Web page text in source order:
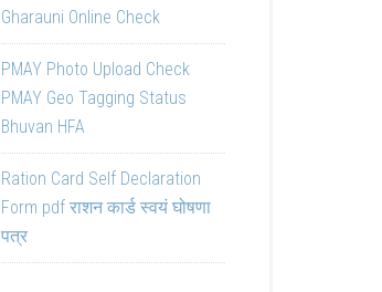
Gharauni Online Check
PMAY Photo Upload Check
PMAY Geo Tagging Status
Bhuvan HFA
Ration Card Self Declaration
Form pdf राशन कार्ड स्वयं घोषणा
पत्र